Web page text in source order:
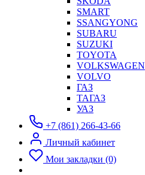
SMART
SSANGYONG
SUBARU
SUZUKI
TOYOTA
VOLKSWAGEN
VOLVO
ГАЗ
ТАГАЗ
УАЗ
+7 (861) 266-43-66
Личный кабинет
Мои закладки (0)